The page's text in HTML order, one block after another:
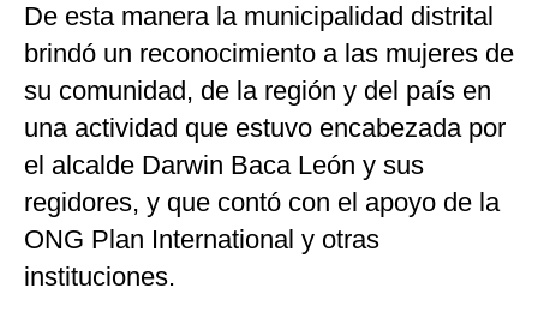
De esta manera la municipalidad distrital
brindó un reconocimiento a las mujeres de
su comunidad, de la región y del país en
una actividad que estuvo encabezada por
el alcalde Darwin Baca León y sus
regidores, y que contó con el apoyo de la
ONG Plan International y otras
instituciones.